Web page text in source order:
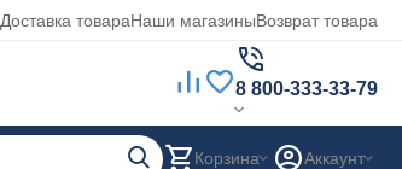
Доставка товараНаши магазиныВозврат товара
8 800-333-33-79
Корзина Аккаунт